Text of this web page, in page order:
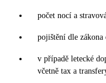
počet nocí a
pojištění dle zákona
v případě letecké
včetně tax a